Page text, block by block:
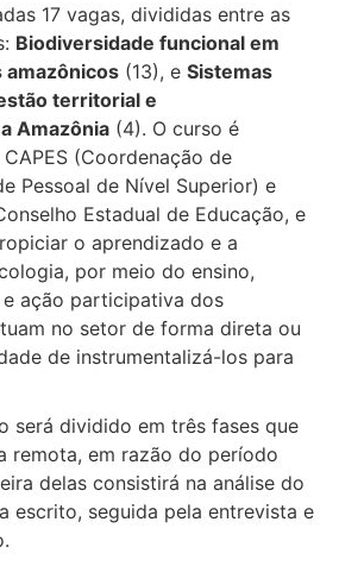
17 vagas, divididas entre as
Biodiversidade funcional em
(13), e Sistemas
territorial e
Amazônia (4). O curso é
(Coordenação de
Pessoal de Nível Superior) e
Estadual de Educação, e
o aprendizado e a
por meio do ensino,
ação participativa dos
no setor de forma direta ou
de instrumentalizá-los para
será dividido em três fases que
remota, em razão do período
delas consistirá na análise do
escrito, seguida pela entrevista e